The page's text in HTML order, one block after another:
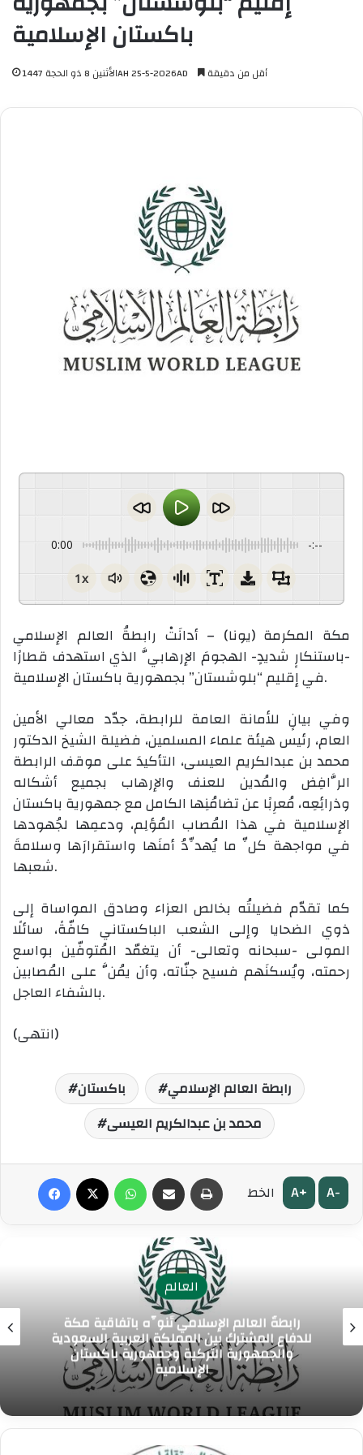
باكستان الإسلامية
الأثنين 8 ذو الحجة 1447AH 25-5-2026AD أقل من دقيقة
0:00 -:--
1x
مكة المكرمة (يونا) – أدانَتْ رابطةُ العالم الإسلامي
-باستنكارٍ شديدٍ- الهجومَ الإرهابيَّ الذي استهدف قطارًا
في إقليم “بلوشستان” بجمهورية باكستان الإسلامية.
وفي بيانٍ للأمانة العامة للرابطة، جدّد معالي الأمين
العام، رئيس هيئة علماء المسلمين، فضيلة الشيخ الدكتور
محمد بن عبدالكريم العيسى، التأكيدَ على موقف الرابطة
الرَّافِض والمُدين للعنف والإرهاب بجميع أشكاله
وذرائِعِه، مُعرِبًا عن تضامُنِها الكامل مع جمهورية باكستان
الإسلامية في هذا المُصاب المُؤلِم، ودعمِها لجُهودها
في مواجهة كلِّ ما يُهدِّدُ أمنَها واستقرارَها وسلامةَ
شعبها.
كما تقدّم فضيلتُه بخالص العزاء وصادق المواساة إلى
ذوي الضحايا وإلى الشعب الباكستاني كافّةً، سائلًا
المولى -سبحانه وتعالى- أن يتغمّد المُتوفّين بواسع
رحمته، ويُسكنَهم فسيح جنّاته، وأن يمُنَّ على المُصابين
بالشفاء العاجل.
(انتهى)
باكستان
رابطة العالم الإسلامي
محمد بن عبدالكريم العيسى
الخط A+ A-
العالم
رابطةُ العالم الإسلامي تُنوِّه باتفاقية مكة
للدفاع المشترك بين المملكة العربية السعودية
والجمهورية التركية وجمهورية باكستان
الإسلامية